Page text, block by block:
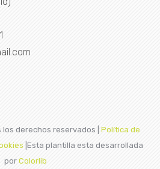
los derechos reservados | Política de
|Esta plantilla esta desarrollada
por Colorlib